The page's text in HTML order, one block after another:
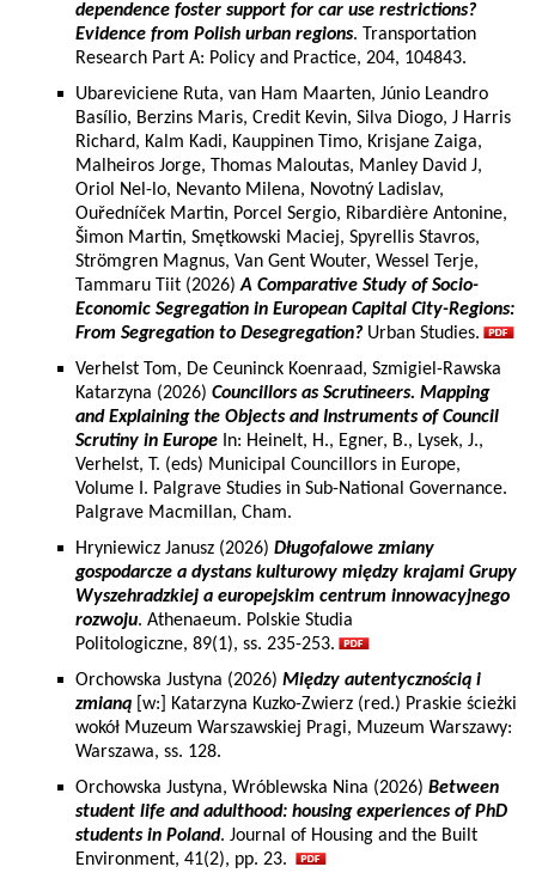
dependence foster support for car use restrictions?
Evidence from Polish urban regions. Transportation
Research Part A: Policy and Practice, 204, 104843.
Ubareviciene Ruta, van Ham Maarten, Júnio Leandro
Basílio, Berzins Maris, Credit Kevin, Silva Diogo, J Harris
Richard, Kalm Kadi, Kauppinen Timo, Krisjane Zaiga,
Malheiros Jorge, Thomas Maloutas, Manley David J,
Oriol Nel-lo, Nevanto Milena, Novotný Ladislav,
Ouředníček Martin, Porcel Sergio, Ribardière Antonine,
Šimon Martin, Smętkowski Maciej, Spyrellis Stavros,
Strömgren Magnus, Van Gent Wouter, Wessel Terje,
Tammaru Tiit (2026)A Comparative Study of Socio-
Economic Segregation in European Capital City-Regions:
From Segregation to Desegregation? Urban Studies.
Verhelst Tom, De Ceuninck Koenraad, Szmigiel-Rawska
Katarzyna (2026) Councillors as Scrutineers. Mapping
and Explaining the Objects and Instruments of Council
Scrutiny in Europe In: Heinelt, H., Egner, B., Lysek, J.,
Verhelst, T. (eds) Municipal Councillors in Europe,
Volume I. Palgrave Studies in Sub-National Governance.
Palgrave Macmillan, Cham.
Hryniewicz Janusz (2026) Długofalowe zmiany
gospodarcze a dystans kulturowy między krajami Grupy
Wyszehradzkiej a europejskim centrum innowacyjnego
rozwoju. Athenaeum. Polskie Studia
Politologiczne, 89(1), ss. 235-253.
Orchowska Justyna (2026) Między autentycznością i
zmianą [w:] Katarzyna Kuzko-Zwierz (red.) Praskie ścieżki
wokół Muzeum Warszawskiej Pragi, Muzeum Warszawy:
Warszawa, ss. 128.
Orchowska Justyna, Wróblewska Nina (2026) Between
student life and adulthood: housing experiences of PhD
students in Poland. Journal of Housing and the Built
Environment, 41(2), pp. 23.